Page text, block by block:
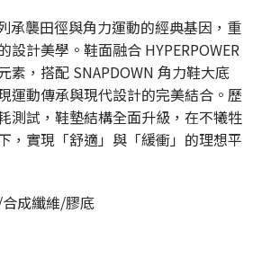
承襲田徑與角力運動的經典基因，重
設計美學。鞋面融合 HYPERPOWER
素，搭配 SNAPDOWN 角力鞋大底
運動傳承與現代設計的完美結合。歷
測試，鞋墊結構全面升級，在不犧牲
，實現「舒適」與「緩衝」的理想平
成纖維/膠底